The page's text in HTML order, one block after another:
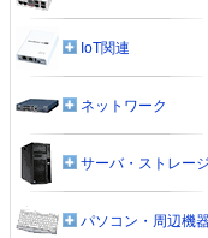
IoT関連
ネットワーク
サーバ・ストレージ
パソコン・周辺機